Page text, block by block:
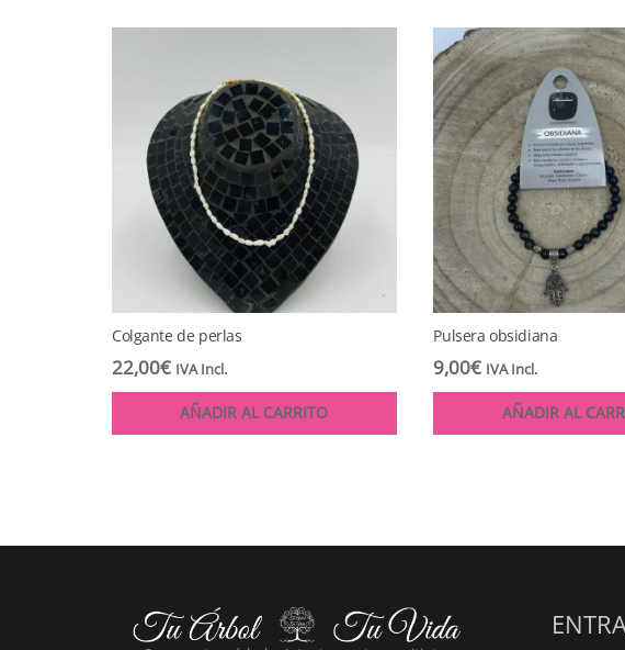
Colgante de perlas
22,00€ IVA Incl.
AÑADIR AL CARRITO
Pulsera obsidiana
9,00€ IVA Incl.
AÑADIR AL